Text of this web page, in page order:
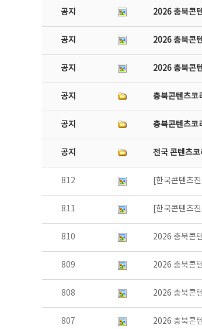
공지 2026 충북콘
공지 2026 충북콘
공지 2026 충북콘
공지 충북콘텐츠코
공지 충북콘텐츠코
공지 전국 콘텐츠
812 [한국콘텐츠
811 [한국콘텐츠
810 2026 충북콘
809 2026 충북콘
808 2026 충북콘
807 2026 충북콘